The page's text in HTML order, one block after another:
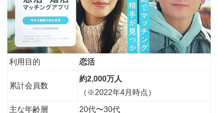
利用目的 恋活
累計会員数
約2,000万人
（※2022年4月時点）
主な年齢層 20代〜30代